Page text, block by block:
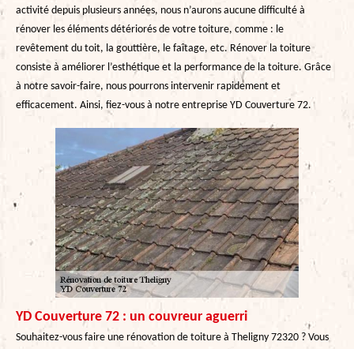
activité depuis plusieurs années, nous n’aurons aucune difficulté à
rénover les éléments détériorés de votre toiture, comme : le
revêtement du toit, la gouttière, le faîtage, etc. Rénover la toiture
consiste à améliorer l’esthétique et la performance de la toiture. Grâce
à notre savoir-faire, nous pourrons intervenir rapidement et
efficacement. Ainsi, fiez-vous à notre entreprise YD Couverture 72.
YD Couverture 72 : un couvreur aguerri
Souhaitez-vous faire une rénovation de toiture à Theligny 72320 ? Vous